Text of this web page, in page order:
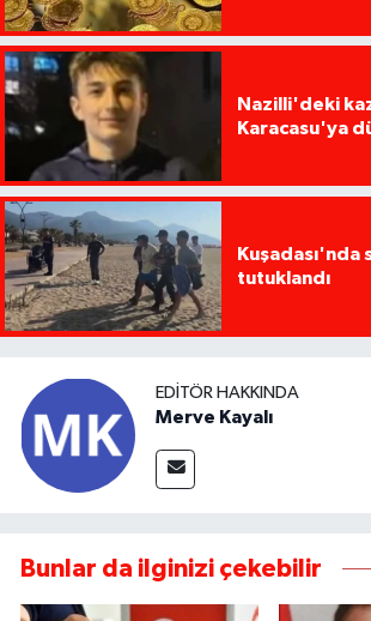
Nazilli'deki
Karacasu'ya
Kuşadası'nda
tutuklandı
EDITÖR HAKKINDA
Merve Kayalı
Bunlar da ilginizi çekebilir